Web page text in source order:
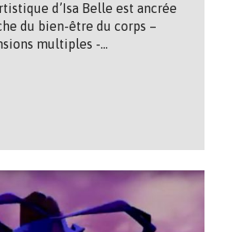
d’Isa Belle est ancrée
du bien-être du corps –
multiples -…